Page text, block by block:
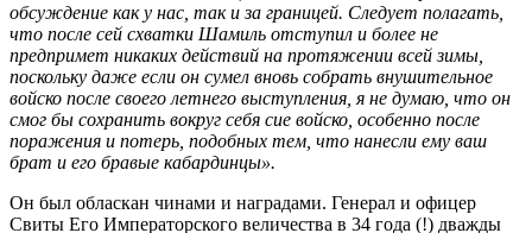
обсуждение как у нас, так и за границей. Следует полагать,
что после сей схватки Шамиль отступил и более не
предпримет никаких действий на протяжении всей зимы,
поскольку даже если он сумел вновь собрать внушительное
войско после своего летнего выступления, я не думаю, что он
смог бы сохранить вокруг себя сие войско, особенно после
поражения и потерь, подобных тем, что нанесли ему ваш
брат и его бравые кабардинцы».
Он был обласкан чинами и наградами. Генерал и офицер
Свиты Его Императорского величества в 34 года (!) дважды